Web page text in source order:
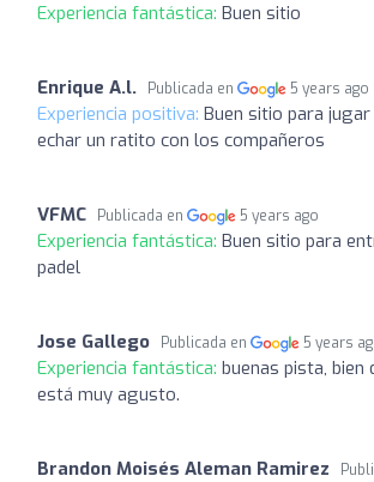
Experiencia fantástica: Buen sitio
Enrique A.l. Publicada en 5 years ago
Experiencia positiva: Buen sitio para
echar un ratito con los compañeros
VFMC Publicada en 5 years ago
Experiencia fantástica: Buen sitio para
padel
Jose Gallego Publicada en 5 years
Experiencia fantástica: buenas pista, bien
está muy agusto.
Brandon Moisés Aleman Ramirez